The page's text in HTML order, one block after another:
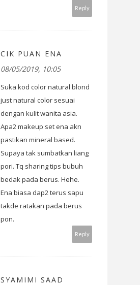
Reply
CIK PUAN ENA
08/05/2019, 10:05
Suka kod color natural blond
just natural color sesuai
dengan kulit wanita asia.
Apa2 makeup set ena akn
pastikan mineral based.
Supaya tak sumbatkan liang
pori. Tq sharing tips bubuh
bedak pada berus. Hehe.
Ena biasa dap2 terus sapu
takde ratakan pada berus
pon.
Reply
SYAMIMI SAAD